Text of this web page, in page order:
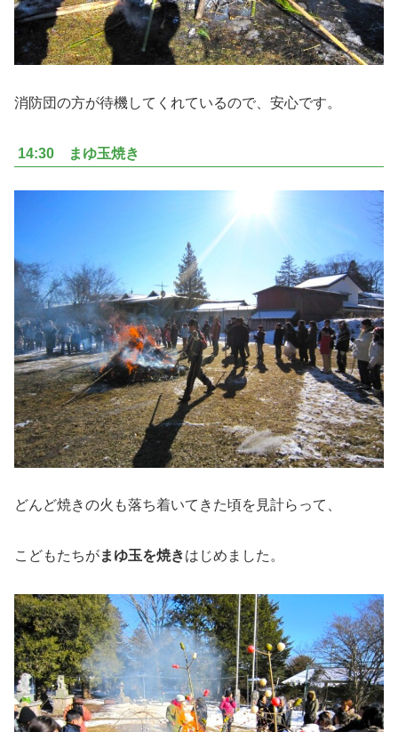
消防団の方が待機してくれているので、安心です。
14:30 まゆ玉焼き
どんど焼きの火も落ち着いてきた頃を見計らって、
こどもたちがまゆ玉を焼きはじめました。